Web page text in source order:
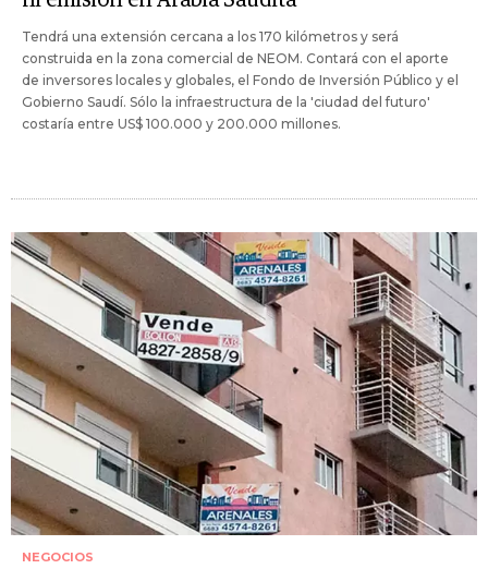
Tendrá una extensión cercana a los 170 kilómetros y será
construida en la zona comercial de NEOM. Contará con el aporte
de inversores locales y globales, el Fondo de Inversión Público y el
Gobierno Saudí. Sólo la infraestructura de la 'ciudad del futuro'
costaría entre US$ 100.000 y 200.000 millones.
NEGOCIOS